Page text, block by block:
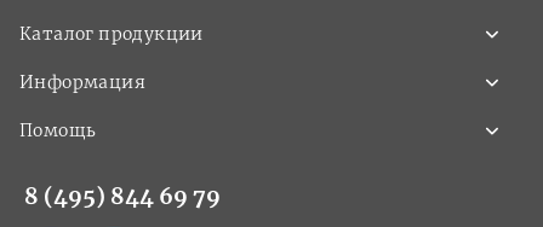
Каталог продукции
Информация
Помощь
8 (495) 844 69 79